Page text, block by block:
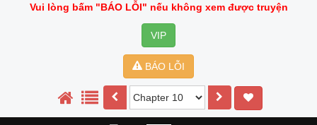
Vui lòng bấm "BÁO LỖI" nếu không xem được truyện
VIP
BÁO LỖI